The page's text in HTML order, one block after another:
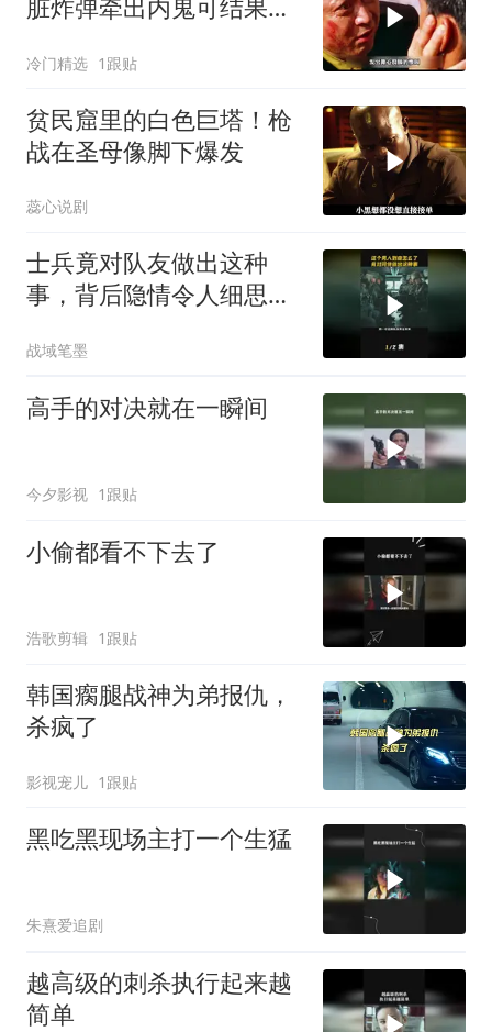
脏炸弹牵出内鬼可结果惨
冷门精选 1跟贴
贫民窟里的白色巨塔！枪
战在圣母像脚下爆发
蕊心说剧
士兵竟对队友做出这种
事，背后隐情令人细思极
战域笔墨
高手的对决就在一瞬间
今夕影视 1跟贴
小偷都看不下去了
浩歌剪辑 1跟贴
韩国瘸腿战神为弟报仇，
杀疯了
影视宠儿 1跟贴
黑吃黑现场主打一个生猛
朱熹爱追剧
越高级的刺杀执行起来越
简单